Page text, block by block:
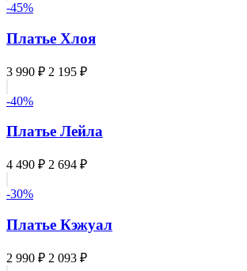
-45%
Платье Хлоя
3 990 ₽ 2 195 ₽
-40%
Платье Лейла
4 490 ₽ 2 694 ₽
-30%
Платье Кэжуал
2 990 ₽ 2 093 ₽